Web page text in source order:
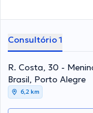
Consultório 1
R. Costa, 30 -
Brasil, Porto Alegre
6,2 km